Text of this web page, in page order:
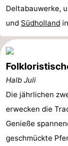
Deltabauwerke,
und Südholland
Halb Juli
Die jährlichen
erwecken die
Genieße
geschmückte